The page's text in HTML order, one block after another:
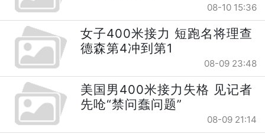
08-10 15:36
女子400米接力 短跑名将理查
德森第4冲到第1
08-09 23:48
美国男400米接力失格 见记者
先呛“禁问蠢问题”
08-09 21:14